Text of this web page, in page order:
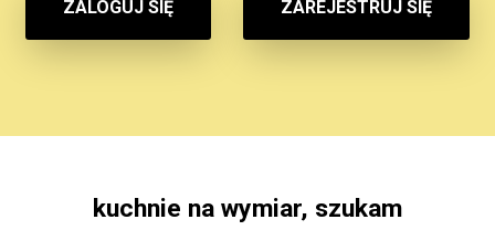
ZALOGUJ SIĘ ZAREJESTRUJ SIĘ
kuchnie na wymiar, szukam